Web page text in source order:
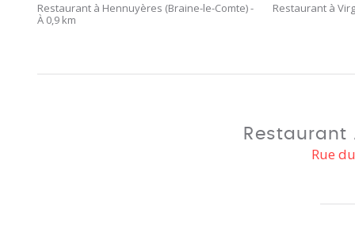
Restaurant à Hennuyères (Braine-le-Comte)-
À 0,9 km
Restaurant à
Restaurant
Rue